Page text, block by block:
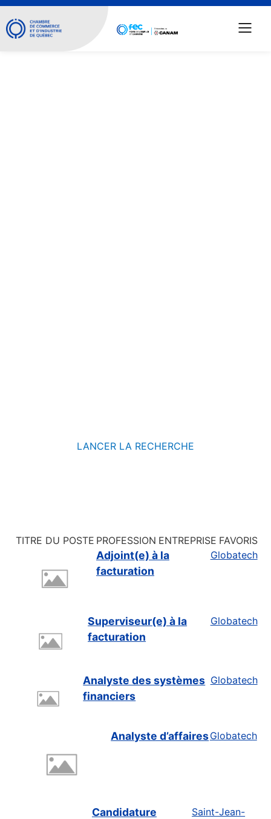
LANCER LA RECHERCHE
TITRE DU POSTE PROFESSION ENTREPRISE FAVORIS
Adjoint(e) à la
facturation
Globatech
Superviseur(e) à la
facturation
Globatech
Analyste des systèmes
financiers
Globatech
Analyste d’affairesGlobatech
Candidature
Saint-Jean-